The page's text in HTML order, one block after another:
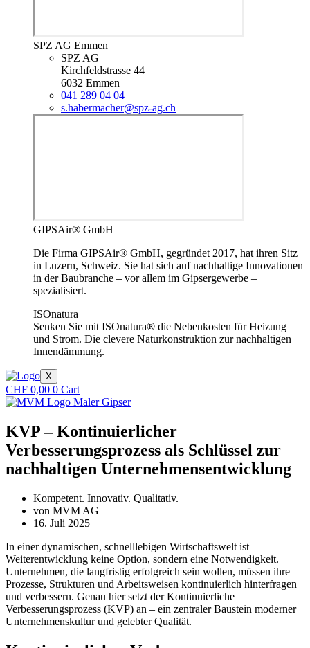
SPZ AG Emmen
SPZ AG
Kirchfeldstrasse 44
6032 Emmen
041 289 04 04
s.habermacher@spz-ag.ch
GIPSAir® GmbH
Die Firma GIPSAir® GmbH, gegründet 2017, hat ihren Sitz
in Luzern, Schweiz. Sie hat sich auf nachhaltige Innovationen
in der Baubranche – vor allem im Gipsergewerbe –
spezialisiert.
ISOnatura
Senken Sie mit ISOnatura® die Nebenkosten für Heizung
und Strom. Die clevere Naturkonstruktion zur nachhaltigen
Innendämmung.
X
CHF 0,00 0 Cart
KVP – Kontinuierlicher
Verbesserungsprozess als Schlüssel zur
nachhaltigen Unternehmensentwicklung
Kompetent. Innovativ. Qualitativ.
von MVM AG
16. Juli 2025
In einer dynamischen, schnelllebigen Wirtschaftswelt ist
Weiterentwicklung keine Option, sondern eine Notwendigkeit.
Unternehmen, die langfristig erfolgreich sein wollen, müssen ihre
Prozesse, Strukturen und Arbeitsweisen kontinuierlich hinterfragen
und verbessern. Genau hier setzt der Kontinuierliche
Verbesserungsprozess (KVP) an – ein zentraler Baustein moderner
Unternehmenskultur und gelebter Qualität.